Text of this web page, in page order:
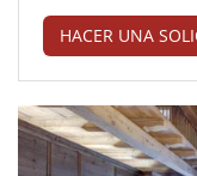
HACER UNA